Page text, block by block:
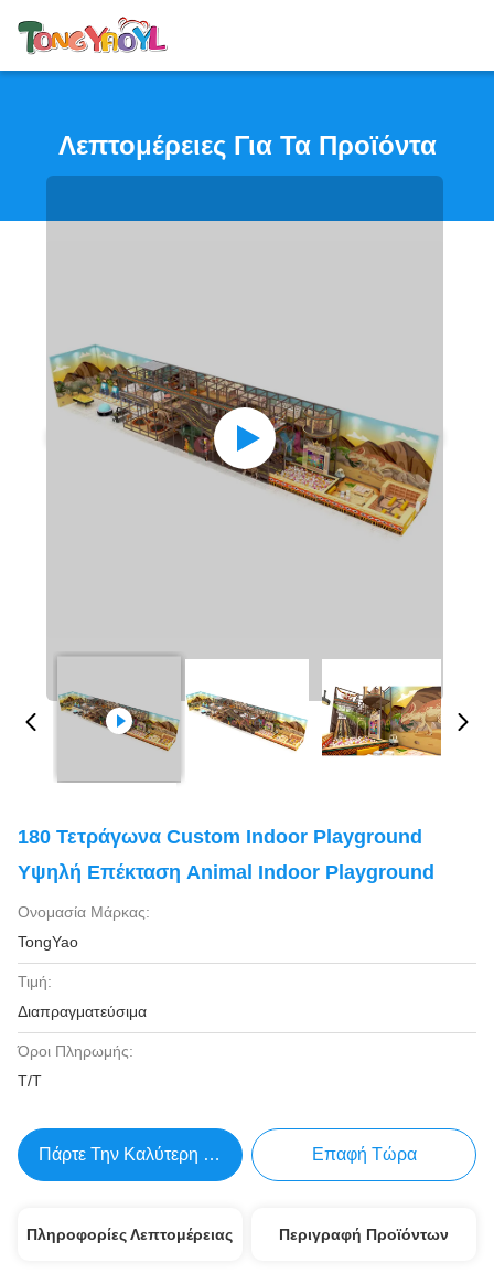
Λεπτομέρειες Για Τα Προϊόντα
180 Τετράγωνα Custom Indoor Playground
Υψηλή Επέκταση Animal Indoor Playground
Ονομασία Μάρκας:
TongYao
Τιμή:
Διαπραγματεύσιμα
Όροι Πληρωμής:
Τ/Τ
Πάρτε Την Καλύτερη Τιμή Επαφή Τώρα
Πληροφορίες Λεπτομέρειας Περιγραφή Προϊόντων